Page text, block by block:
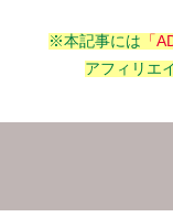
※本記事には 「
アフィリエ